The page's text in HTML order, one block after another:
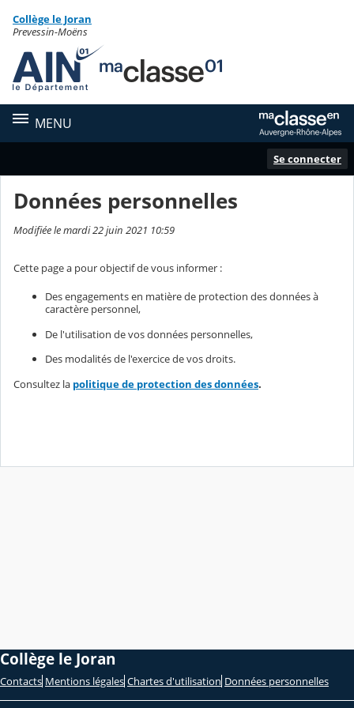
Contenu
Collège le Joran
Prevessin-Moëns
MENU
Se connecter
Données personnelles
Modifiée le mardi 22 juin 2021 10:59
Cette page a pour objectif de vous informer :
Des engagements en matière de protection des données à
caractère personnel,
De l'utilisation de vos données personnelles,
Des modalités de l'exercice de vos droits.
Consultez la politique de protection des données.
Collège le Joran
Contacts Mentions légales Chartes d'utilisation Données personnelles